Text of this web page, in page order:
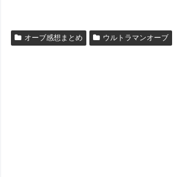
オーブ感想まとめ ウルトラマンオーブ